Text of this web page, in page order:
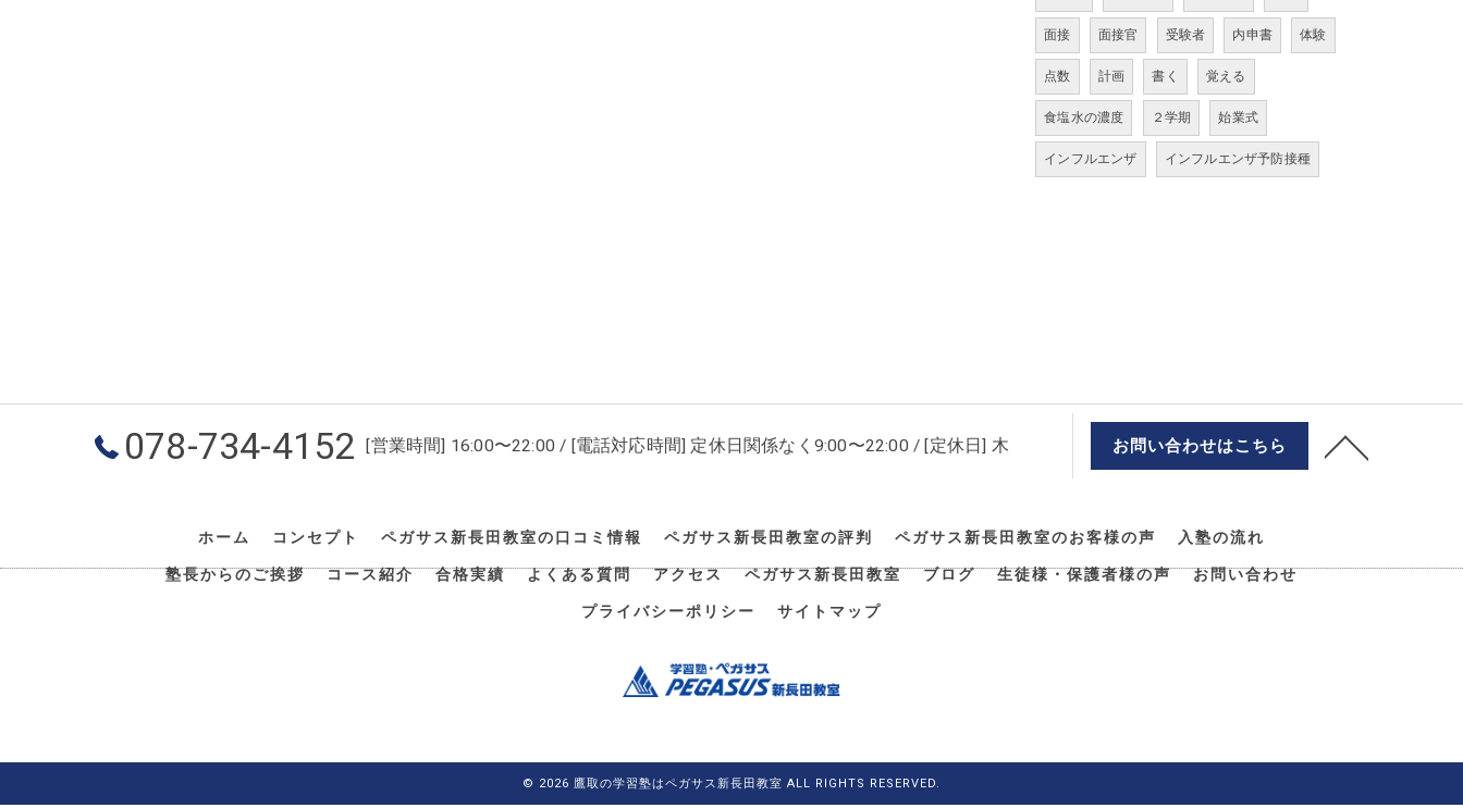
面接 面接官 受験者 内申書 体験
点数 計画 書く 覚える
食塩水の濃度 ２学期 始業式
インフルエンザ インフルエンザ予防接種
078-734-4152 [営業時間] 16:00〜22:00 / [電話対応時間] 定休日関係なく9:00〜22:00 / [定休日] 木 お問い合わせはこちら
ホーム コンセプト ペガサス新長田教室の口コミ情報 ペガサス新長田教室の評判 ペガサス新長田教室のお客様の声 入塾の流れ
塾長からのご挨拶 コース紹介 合格実績 よくある質問 アクセス ペガサス新長田教室 ブログ 生徒様・保護者様の声 お問い合わせ
プライバシーポリシー サイトマップ
© 2026 鷹取の学習塾はペガサス新長田教室 ALL RIGHTS RESERVED.